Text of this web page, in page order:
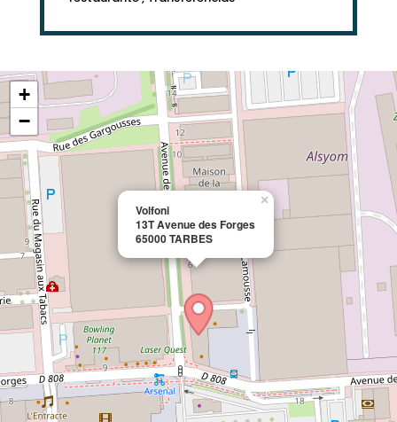
Volfoni
13T Avenue des Forges
65000 TARBES
×
+
−